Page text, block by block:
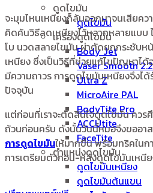
ดูดไขมัน
ดูดไขมัน
เครื่องดูดไขมัน
Body Jet
Vaser Smooth 2.2
Ultra Z
MicroAire PAL
BodyTite Pro
ACCUtite
FaceTite
ตำแหน่งดูดไขมัน
ดูดไขมันเหนียง
ดูดไขมันต้นแขน
จะมุมไหนเหนียงก็ล้นออกมาจนเสียคว
คิดค้นวิธีลดเหนียงไว้หลากหลายแบบ
โบ นวดสลายไขมัน ผ่าตัดยกกระชับห
เหนียง ซึ่งเป็นวิธีที่ช่วยแก้ไขปัญหาไ
มีความถาวร การดูดไขมันเหนียงจึงไ
ปัจจุบัน
แต่ก่อนที่เราจะตัดสินใจดูดไขมัน ควร
ถ้วนก่อนครับ ดังนั้นวันนี้หมอจึงขออา
การดูดไขมันให้มากขึ้น พร้อมทริคใน
การเตรียมตัวก่อน-หลังดูดไขมันเหนี